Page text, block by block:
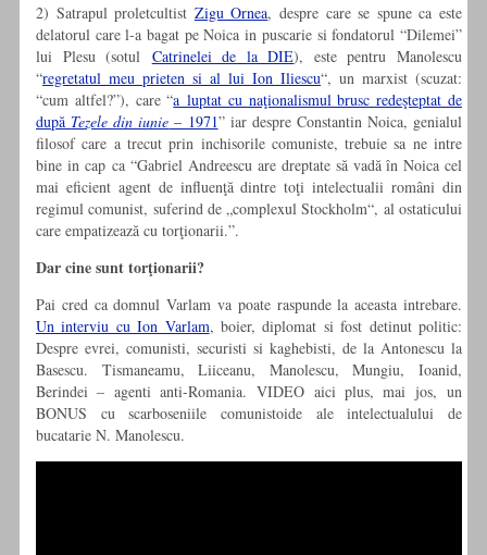
2) Satrapul proletcultist Zigu Ornea, despre care se spune ca este
delatorul care l-a bagat pe Noica in puscarie si fondatorul “Dilemei”
lui Plesu (sotul Catrinelei de la DIE), este pentru Manolescu
“regretatul meu prieten si al lui Ion Iliescu“, un marxist (scuzat:
“cum altfel?”), care “a luptat cu naţionalismul brusc redeşteptat de
după Tezele din iunie – 1971” iar despre Constantin Noica, genialul
filosof care a trecut prin inchisorile comuniste, trebuie sa ne intre
bine in cap ca “Gabriel Andreescu are dreptate să vadă în Noica cel
mai eficient agent de influenţă dintre toţi intelectualii români din
regimul comunist, suferind de „complexul Stockholm“, al ostaticului
care empatizează cu torţionarii.”.
Dar cine sunt torţionarii?
Pai cred ca domnul Varlam va poate raspunde la aceasta intrebare.
Un interviu cu Ion Varlam, boier, diplomat si fost detinut politic:
Despre evrei, comunisti, securisti si kaghebisti, de la Antonescu la
Basescu. Tismaneamu, Liiceanu, Manolescu, Mungiu, Ioanid,
Berindei – agenti anti-Romania. VIDEO aici plus, mai jos, un
BONUS cu scarboseniile comunistoide ale intelectualului de
bucatarie N. Manolescu.